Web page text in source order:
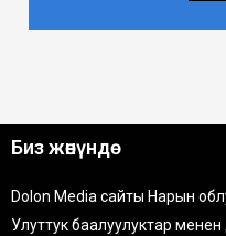
Биз жөнүндө
Dolon Media сайты Нарын
Улуттук баалуулуктар